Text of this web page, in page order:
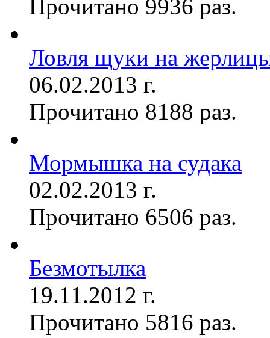
Прочитано 9936 раз.
Ловля щуки на
06.02.2013 г.
Прочитано 8188 раз.
Мормышка на судака
02.02.2013 г.
Прочитано 6506 раз.
Безмотылка
19.11.2012 г.
Прочитано 5816 раз.